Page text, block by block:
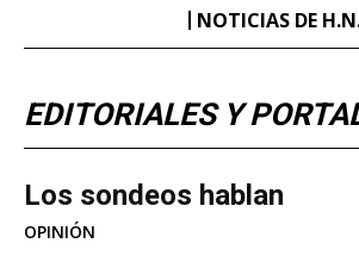
NOTICIAS DE
EDITORIALES Y
Los sondeos hablan
OPINIÓN